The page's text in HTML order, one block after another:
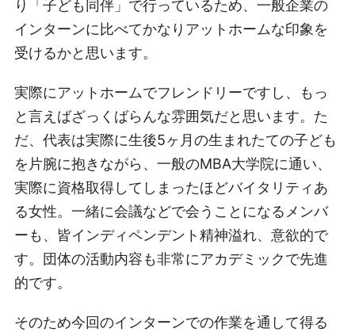
り「子ども同伴」で行っているため、一般企業の
インターンに比べてかなりアットホームな印象を
受けるかと思います。
実際にアットホームでフレンドリーですし、もっ
と言えばざっくばらんな雰囲気だと思います。た
だ、代表は実際に生後5ヶ月の生まれたての子ども
を片腕に抱きながら、一般のMBA大学院に通い、
実際に資格取得してしまったほどバイタリティあ
る女性。一緒に会議などで会うことになるメンバ
ーも、皆インディペンデント精神溢れ、意欲的で
す。団体の活動内容も非常にアカデミックで先進
的です。
そのため今回のインターンでの作業を通して得る